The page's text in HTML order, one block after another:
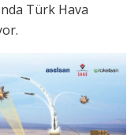
Türk Hava